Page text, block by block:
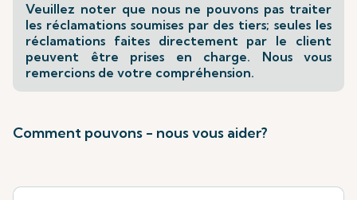
Veuillez noter que nous ne pouvons pas traiter
les réclamations soumises par des tiers; seules les
réclamations faites directement par le client
peuvent être prises en charge. Nous vous
remercions de votre compréhension.
Comment pouvons - nous vous aider?